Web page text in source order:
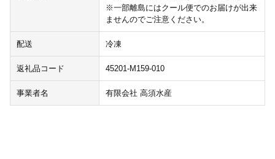
※一部離島にはクール便でのお届けが出来
ませんのでご注意ください。
配送 冷凍
返礼品コード 45201-M159-010
事業者名 有限会社 高須水産